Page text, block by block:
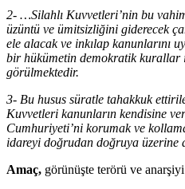
2- …Silahlı Kuvvetleri’nin bu
üzüntü ve ümitsizliğini giderecek
ele alacak ve inkılap kanunlarını
bir hükümetin demokratik kurallar
görülmektedir.
3- Bu husus süratle tahakkuk
Kuvvetleri kanunların kendisine
Cumhuriyeti’ni korumak ve
idareyi doğrudan doğruya üzerine
Amaç, görünüşte terörü ve